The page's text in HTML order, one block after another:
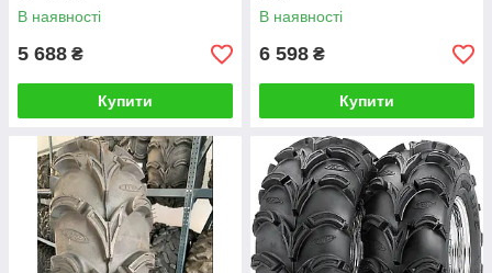
В наявності
5 688 ₴
Купити
В наявності
6 598 ₴
Купити